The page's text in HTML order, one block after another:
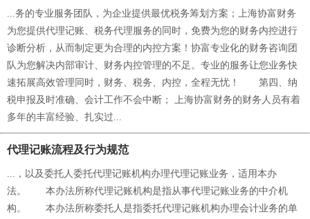
...务的专业服务团队，为企业提供最优税务筹划方案；上海协富财务
为您提供代理记账、税务代理服务的同时，免费为您的财务内控进行
诊断分析，从而制定更为合理的内控方案！协富专业化的财务咨询团
队为您解决内部审计、财务内控管理的不足。专业的服务让您业务快
速拓展高效管理同时，财务、税务、内控，全程无忧！ 第四、纳
税申报及时准确、会计工作不会中断； 上海协富财务的财务人员有着
多年的丰富经验、扎实过...
代理记账流程及行为规范
...，以及委托人委托代理记账机构办理代理记账业务，适用本办
法。 本办法所称代理记账机构是指从事代理记账业务的中介机
构。 本办法所称委托人是指委托代理记账机构办理会计业务的单